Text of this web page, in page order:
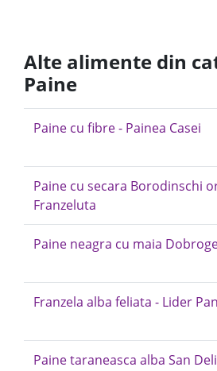
Alte alimente din
Paine
Paine cu fibre - Painea Casei
Paine cu secara Borodinschi
Franzeluta
Paine neagra cu maia
Franzela alba feliata - Lider Pan
Paine taraneasca alba San